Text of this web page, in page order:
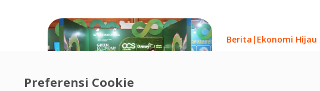
Preferensi Cookie
Berita | Ekonomi Hijau